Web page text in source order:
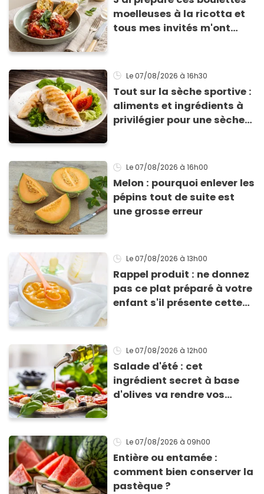
moelleuses à la ricotta et
tous mes invités m'ont
Le 07/08/2026 à 16h30
Tout sur la sèche sportive :
aliments et ingrédients à
privilégier pour une sèche
Le 07/08/2026 à 16h00
Melon : pourquoi enlever les
pépins tout de suite est
une grosse erreur
Le 07/08/2026 à 13h00
Rappel produit : ne donnez
pas ce plat préparé à votre
enfant s'il présente cette
Le 07/08/2026 à 12h00
Salade d'été : cet
ingrédient secret à base
d'olives va rendre vos
Le 07/08/2026 à 09h00
Entière ou entamée :
comment bien conserver la
pastèque ?